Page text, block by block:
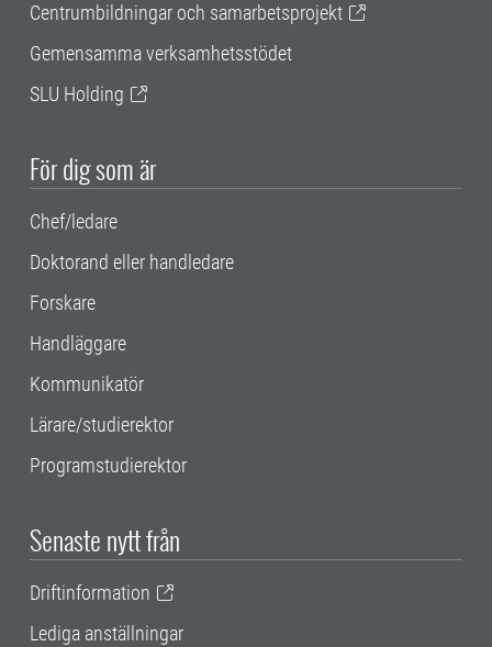
Centrumbildningar och samarbetsprojekt
Gemensamma verksamhetsstödet
SLU Holding
För dig som är
Chef/ledare
Doktorand eller handledare
Forskare
Handläggare
Kommunikatör
Lärare/studierektor
Programstudierektor
Senaste nytt från
Driftinformation
Lediga anställningar